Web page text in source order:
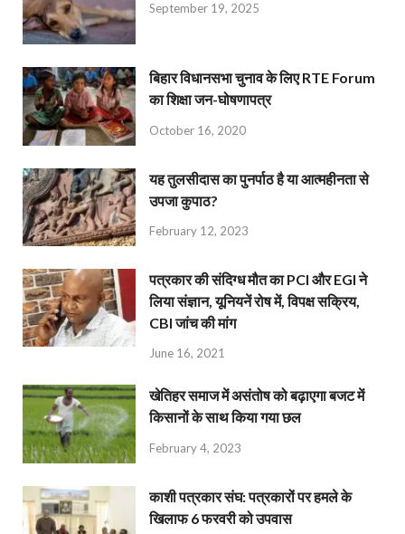
September 19, 2025
बिहार विधानसभा चुनाव के लिए RTE Forum
का शिक्षा जन-घोषणापत्र
October 16, 2020
यह तुलसीदास का पुनर्पाठ है या आत्महीनता से
उपजा कुपाठ?
February 12, 2023
पत्रकार की संदिग्ध मौत का PCI और EGI ने
लिया संज्ञान, यूनियनें रोष में, विपक्ष सक्रिय,
CBI जांच की मांग
June 16, 2021
खेतिहर समाज में असंतोष को बढ़ाएगा बजट में
किसानों के साथ किया गया छल
February 4, 2023
काशी पत्रकार संघ: पत्रकारों पर हमले के
खिलाफ 6 फरवरी को उपवास